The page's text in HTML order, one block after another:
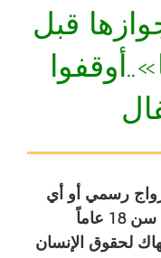
قبل
رسمي أو أي
ارتباط غير رسمي بين طفلٍ تحت سن 18 عاماً
لحقوق الإنسان